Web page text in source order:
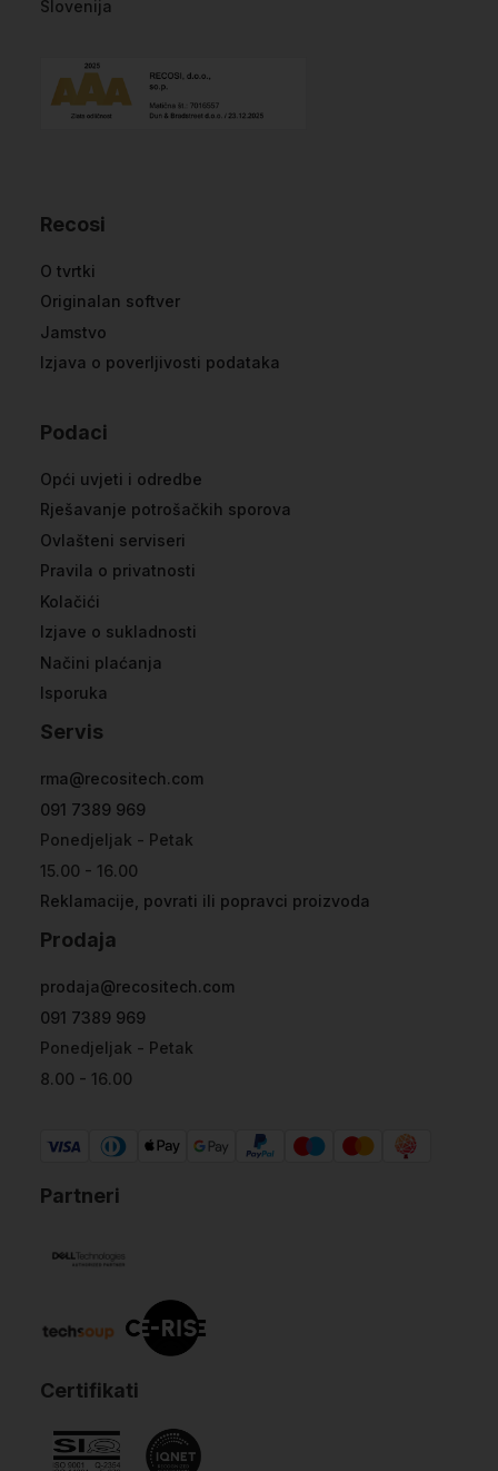
Slovenija
Recosi
O tvrtki
Originalan softver
Jamstvo
Izjava o poverljivosti podataka
Podaci
Opći uvjeti i odredbe
Rješavanje potrošačkih sporova
Ovlašteni serviseri
Pravila o privatnosti
Kolačići
Izjave o sukladnosti
Načini plaćanja
Isporuka
Servis
rma@recositech.com
091 7389 969
Ponedjeljak - Petak
15.00 - 16.00
Reklamacije, povrati ili popravci proizvoda
Prodaja
prodaja@recositech.com
091 7389 969
Ponedjeljak - Petak
8.00 - 16.00
Partneri
Certifikati